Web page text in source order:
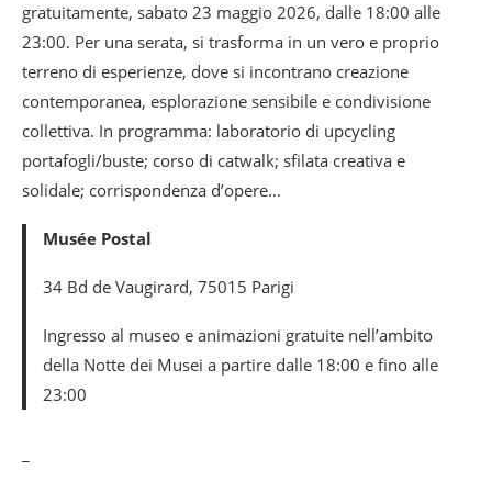
gratuitamente, sabato 23 maggio 2026, dalle 18:00 alle
23:00. Per una serata, si trasforma in un vero e proprio
terreno di esperienze, dove si incontrano creazione
contemporanea, esplorazione sensibile e condivisione
collettiva. In programma: laboratorio di upcycling
portafogli/buste; corso di catwalk; sfilata creativa e
solidale; corrispondenza d’opere…
Musée Postal
34 Bd de Vaugirard, 75015 Parigi
Ingresso al museo e animazioni gratuite nell’ambito
della Notte dei Musei a partire dalle 18:00 e fino alle
23:00